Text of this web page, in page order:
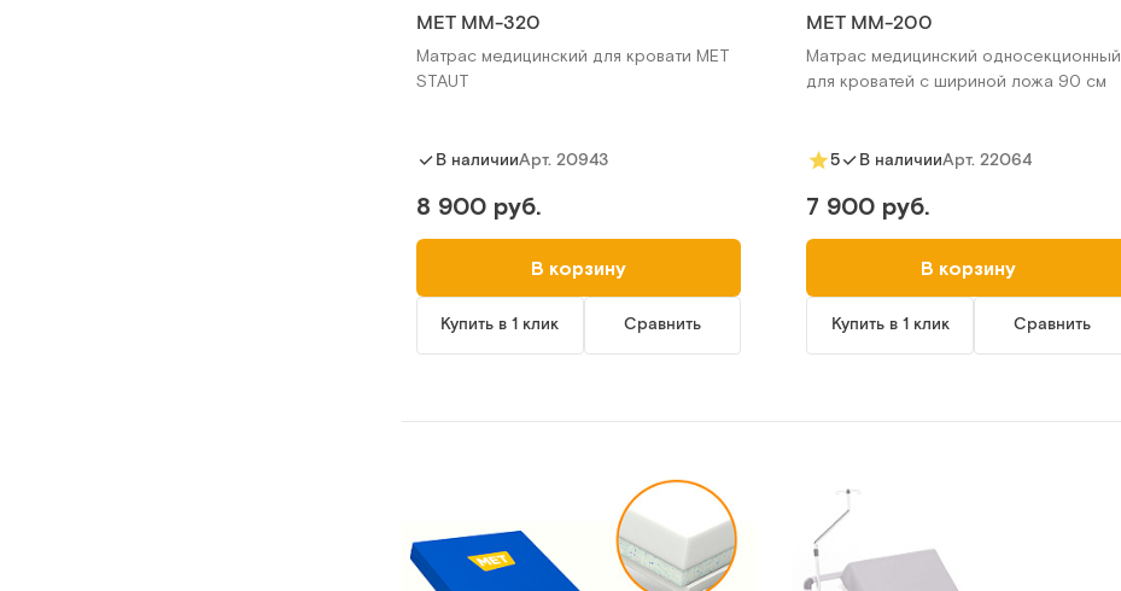
МЕТ ММ-320
Матрас медицинский для кровати MET
STAUT
В наличииАрт. 20943
8 900 руб.
В корзину
Купить в 1 клик Сравнить
МЕТ ММ-200
Матрас медицинский односекционный
для кроватей с шириной ложа 90 см
5 В наличииАрт.22064
7 900 руб.
В корзину
Купить в 1 клик Сравнить